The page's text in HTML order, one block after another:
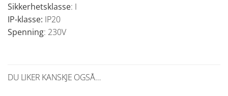
Sikkerhetsklasse: I
IP-klasse: IP20
Spenning: 230V
DU LIKER KANSKJE OGSÅ…